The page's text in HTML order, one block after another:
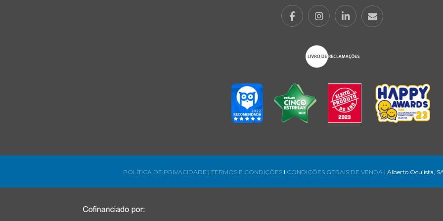
POLÍTICA DE PRIVACIDADE | TERMOS E CONDIÇÕES l CONDIÇÕES GERAIS DE VENDA | Alberto Oculista,